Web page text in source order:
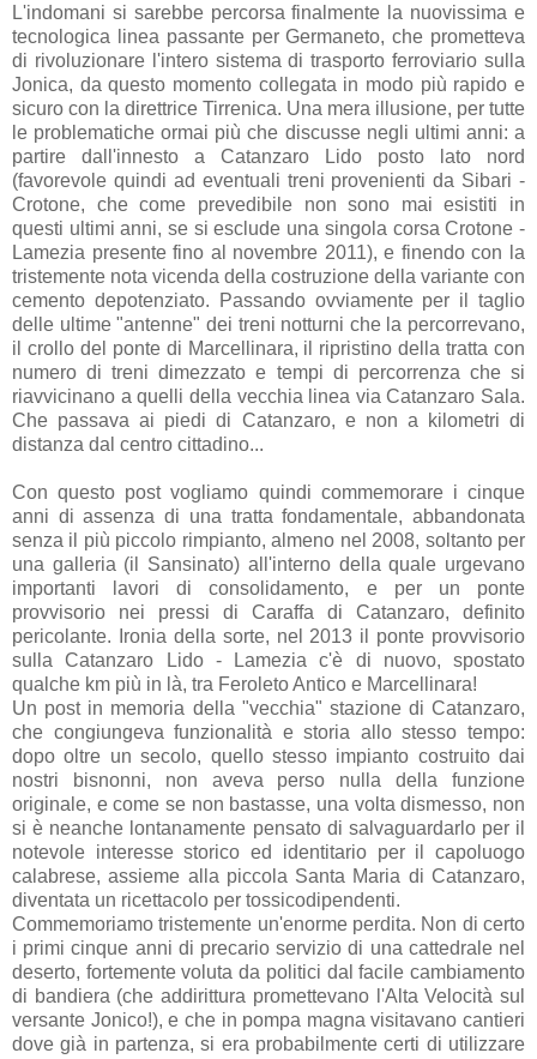
L'indomani si sarebbe percorsa finalmente la nuovissima e
tecnologica linea passante per Germaneto, che prometteva
di rivoluzionare l'intero sistema di trasporto ferroviario sulla
Jonica, da questo momento collegata in modo più rapido e
sicuro con la direttrice Tirrenica. Una mera illusione, per tutte
le problematiche ormai più che discusse negli ultimi anni: a
partire dall'innesto a Catanzaro Lido posto lato nord
(favorevole quindi ad eventuali treni provenienti da Sibari -
Crotone, che come prevedibile non sono mai esistiti in
questi ultimi anni, se si esclude una singola corsa Crotone -
Lamezia presente fino al novembre 2011), e finendo con la
tristemente nota vicenda della costruzione della variante con
cemento depotenziato. Passando ovviamente per il taglio
delle ultime "antenne" dei treni notturni che la percorrevano,
il crollo del ponte di Marcellinara, il ripristino della tratta con
numero di treni dimezzato e tempi di percorrenza che si
riavvicinano a quelli della vecchia linea via Catanzaro Sala.
Che passava ai piedi di Catanzaro, e non a kilometri di
distanza dal centro cittadino...
Con questo post vogliamo quindi commemorare i cinque
anni di assenza di una tratta fondamentale, abbandonata
senza il più piccolo rimpianto, almeno nel 2008, soltanto per
una galleria (il Sansinato) all'interno della quale urgevano
importanti lavori di consolidamento, e per un ponte
provvisorio nei pressi di Caraffa di Catanzaro, definito
pericolante. Ironia della sorte, nel 2013 il ponte provvisorio
sulla Catanzaro Lido - Lamezia c'è di nuovo, spostato
qualche km più in là, tra Feroleto Antico e Marcellinara!
Un post in memoria della "vecchia" stazione di Catanzaro,
che congiungeva funzionalità e storia allo stesso tempo:
dopo oltre un secolo, quello stesso impianto costruito dai
nostri bisnonni, non aveva perso nulla della funzione
originale, e come se non bastasse, una volta dismesso, non
si è neanche lontanamente pensato di salvaguardarlo per il
notevole interesse storico ed identitario per il capoluogo
calabrese, assieme alla piccola Santa Maria di Catanzaro,
diventata un ricettacolo per tossicodipendenti.
Commemoriamo tristemente un'enorme perdita. Non di certo
i primi cinque anni di precario servizio di una cattedrale nel
deserto, fortemente voluta da politici dal facile cambiamento
di bandiera (che addirittura promettevano l'Alta Velocità sul
versante Jonico!), e che in pompa magna visitavano cantieri
dove già in partenza, si era probabilmente certi di utilizzare